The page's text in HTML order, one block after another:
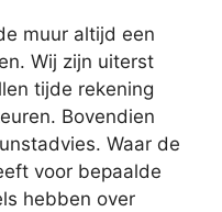
muur altijd een
Wij zijn uiterst
tijde rekening
Bovendien
Waar de
voor bepaalde
hebben over